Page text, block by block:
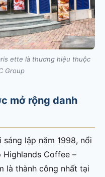
ette là thương hiệu thuộc
Group
mở rộng danh
lập năm 1998, nổi
Coffee –
là thành công nhất tại